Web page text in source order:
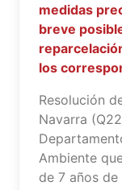
medidas
breve
los
Resolución
Navarra
Ambiente
de 7 años